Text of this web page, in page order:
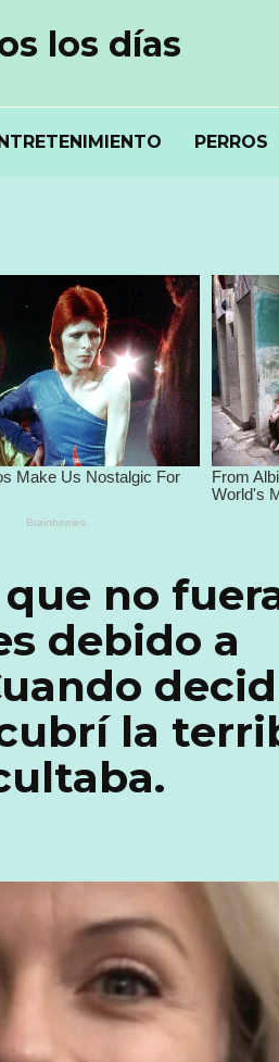
los días
PERROS
no
debido a
la